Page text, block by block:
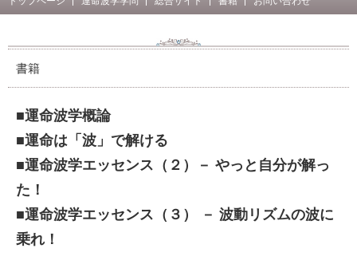
書籍
■運命波学概論
■運命は「波」で解ける
■運命波学エッセンス（２）－ やっと自分が解っ
た！
■運命波学エッセンス（３） － 波動リズムの波に
乗れ！